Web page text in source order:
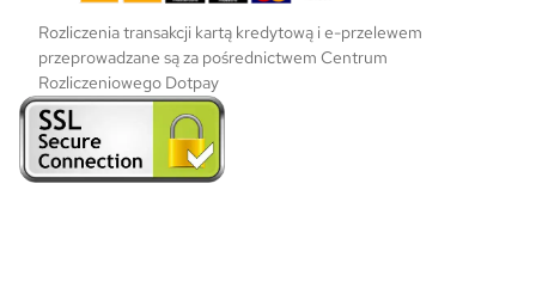
Rozliczenia transakcji kartą kredytową i e-przelewem
przeprowadzane są za pośrednictwem Centrum
Rozliczeniowego Dotpay